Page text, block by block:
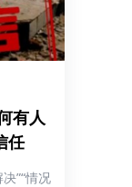
有人
任
”“情况